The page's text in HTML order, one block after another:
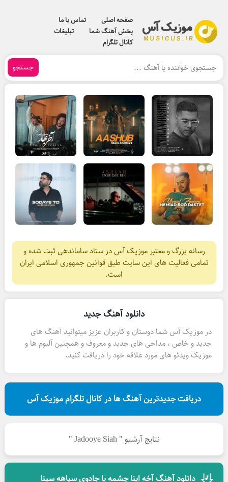
صفحه اصلی
تماس با ما
پخش آهنگ شما
تبلیغات
کانال تلگرام
جستجو
رسانه بزرگ و معتبر موزیک آس در ستاد ساماندهی ثبت شده و
تمامی فعالیت های این سایت طبق قوانین جمهوری اسلامی ایران
است.
دانلود آهنگ جدید
در موزیک آس شما دوستان و کاربران عزیز میتوانید آهنگ های
جدید و خاص ، مداحی های جدید و معروف و همچنین آلبوم ها و
موزیک ویدئو های مورد علاقه خود را دریافت کنید.
دریافت جدیدترین آهنگ ها در کانال تلگرام موزیک آس
نتایج آرشیو " Jadooye Siah "
دانلود آهنگ آخه اینا چشمه یا جادوی سیاهه سینا